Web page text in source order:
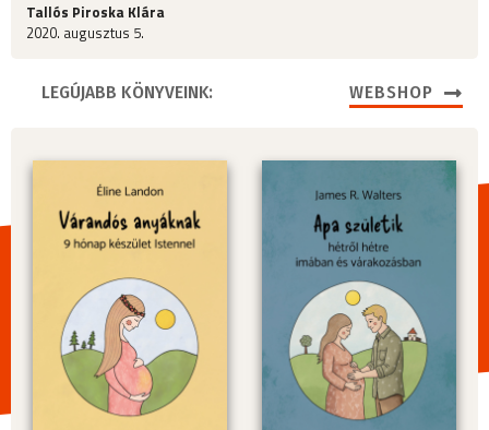
Tallós Piroska Klára
2020. augusztus 5.
LEGÚJABB KÖNYVEINK: WEBSHOP